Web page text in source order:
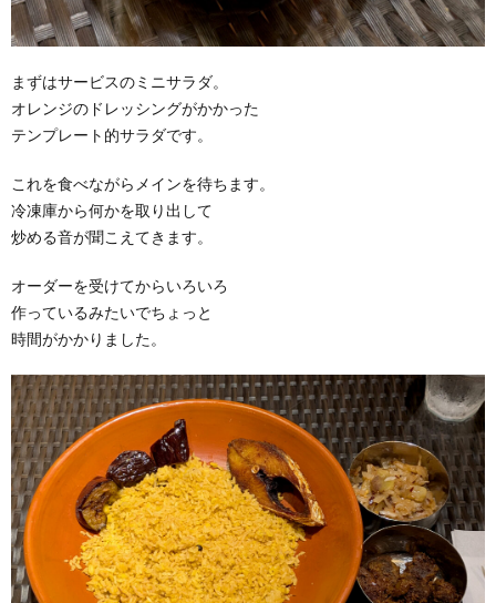
まずはサービスのミニサラダ。
オレンジのドレッシングがかかった
テンプレート的サラダです。
これを食べながらメインを待ちます。
冷凍庫から何かを取り出して
炒める音が聞こえてきます。
オーダーを受けてからいろいろ
作っているみたいでちょっと
時間がかかりました。